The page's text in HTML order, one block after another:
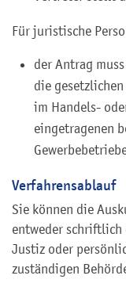
Für juristische
der Antrag
die
im Handels-
eingetragenen
Verfahrensablauf
Sie können die
entweder
Justiz oder
zuständigen